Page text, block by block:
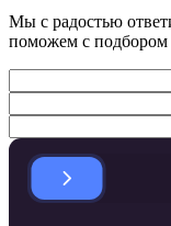
Мы с радостью
поможем с